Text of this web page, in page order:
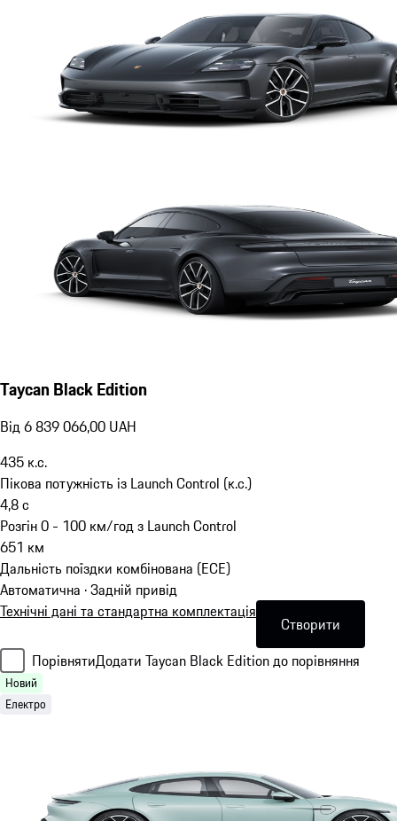
Taycan Black Edition
Від 6 839 066,00 UAH
435 к.с.
Пікова потужність із Launch Control (к.с.)
4,8с
Розгін 0 - 100 км/год з Launch Control
651 км
Дальність поїздки комбінована (ECE)
Автоматична · Задній привід
Технічні дані та стандартна комплектація
Створити
ПорівнятиДодати Taycan Black Edition до порівняння
Новий
Електро